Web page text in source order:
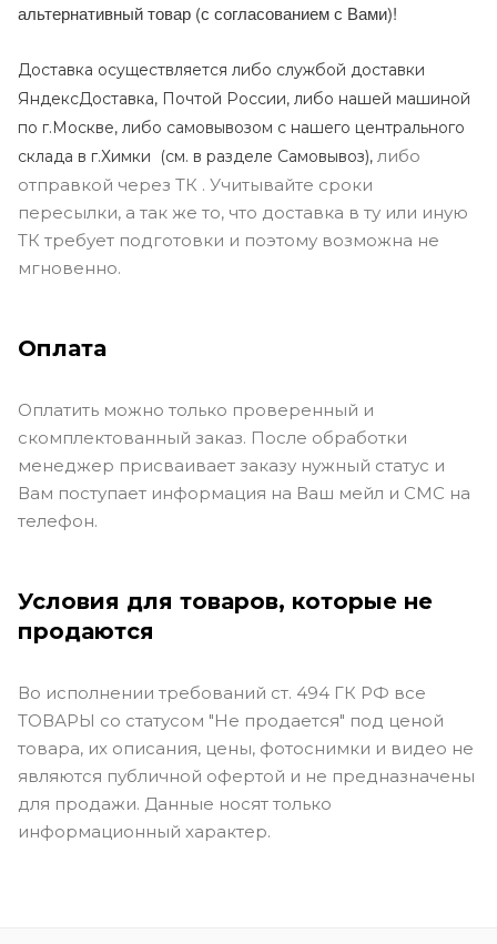
альтернативный товар (с согласованием с Вами)!
Доставка осуществляется либо службой доставки
ЯндексДоставка, Почтой России, либо нашей машиной
по г.Москве, либо самовывозом с нашего центрального
склада в г.Химки (см. в разделе Самовывоз), либо
отправкой через ТК . Учитывайте сроки
пересылки, а так же то, что доставка в ту или иную
ТК требует подготовки и поэтому возможна не
мгновенно.
Оплата
Оплатить можно только проверенный и
скомплектованный заказ. После обработки
менеджер присваивает заказу нужный статус и
Вам поступает информация на Ваш мейл и СМС на
телефон.
Условия для товаров, которые не
продаются
Во исполнении требований ст. 494 ГК РФ все
ТОВАРЫ со статусом "Не продается" под ценой
товара, их описания, цены, фотоснимки и видео не
являются публичной офертой и не предназначены
для продажи. Данные носят только
информационный характер.